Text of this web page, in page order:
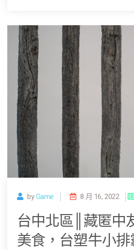
byGame 8 月 16, 2022
台中北區║藏匿中
美食，台塑牛小